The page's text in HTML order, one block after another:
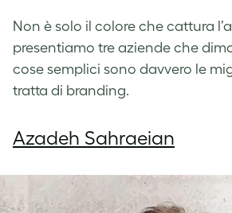
Non è solo il colore che cattura
presentiamo tre aziende che
cose semplici sono davvero le
tratta di branding.
Azadeh Sahraeian